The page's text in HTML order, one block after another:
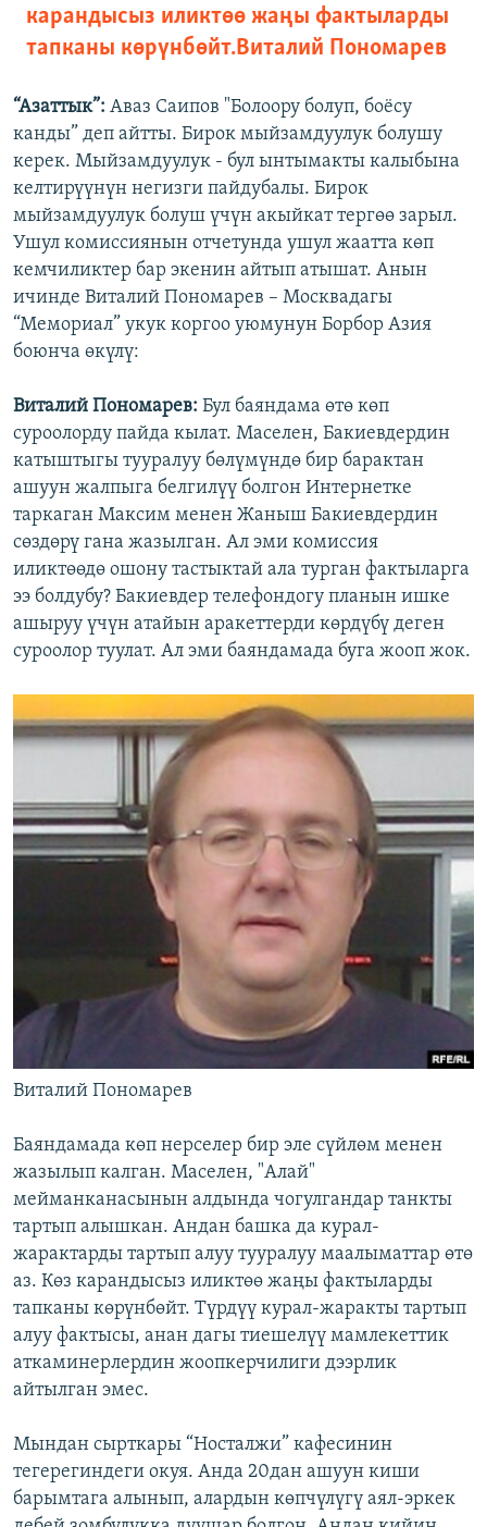
карандысыз иликтөө жаңы фактыларды
тапканы көрүнбөйт.Виталий Пономарев
“Азаттык”: Аваз Саипов "Болоору болуп, боёсу
канды” деп айтты. Бирок мыйзамдуулук болушу
керек. Мыйзамдуулук - бул ынтымакты калыбына
келтирүүнүн негизги пайдубалы. Бирок
мыйзамдуулук болуш үчүн акыйкат тергөө зарыл.
Ушул комиссиянын отчетунда ушул жаатта көп
кемчиликтер бар экенин айтып атышат. Анын
ичинде Виталий Пономарев – Москвадагы
“Мемориал” укук коргоо уюмунун Борбор Азия
боюнча өкүлү:
Виталий Пономарев: Бул баяндама өтө көп
суроолорду пайда кылат. Маселен, Бакиевдердин
катыштыгы тууралуу бөлүмүндө бир барактан
ашуун жалпыга белгилүү болгон Интернетке
таркаган Максим менен Жаныш Бакиевдердин
сөздөрү гана жазылган. Ал эми комиссия
иликтөөдө ошону тастыктай ала турган фактыларга
ээ болдубу? Бакиевдер телефондогу планын ишке
ашыруу үчүн атайын аракеттерди көрдүбү деген
суроолор туулат. Ал эми баяндамада буга жооп жок.
Виталий Пономарев
Баяндамада көп нерселер бир эле сүйлөм менен
жазылып калган. Маселен, "Алай"
мейманканасынын алдында чогулгандар танкты
тартып алышкан. Андан башка да курал-
жарактарды тартып алуу тууралуу маалыматтар өтө
аз. Көз карандысыз иликтөө жаңы фактыларды
тапканы көрүнбөйт. Түрдүү курал-жаракты тартып
алуу фактысы, анан дагы тиешелүү мамлекеттик
аткаминерлердин жоопкерчилиги дээрлик
айтылган эмес.
Мындан сырткары “Носталжи” кафесинин
тегерегиндеги окуя. Анда 20дан ашуун киши
барымтага алынып, алардын көпчүлүгү аял-эркек